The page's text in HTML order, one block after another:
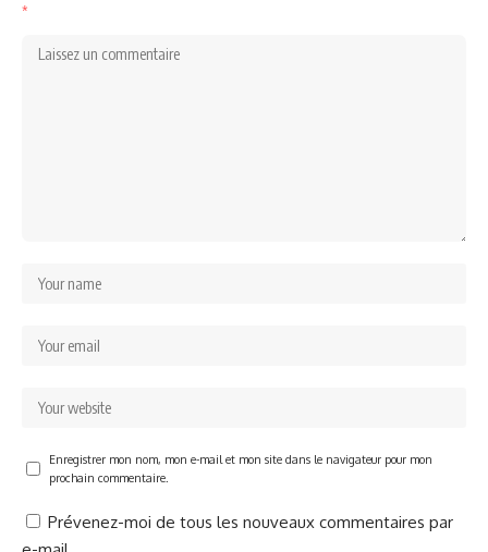
*
Enregistrer mon nom, mon e-mail et mon site dans le navigateur pour mon
prochain commentaire.
Prévenez-moi de tous les nouveaux commentaires par